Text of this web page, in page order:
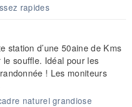
rapides
station d’une 50aine de Kms
souffle. Idéal pour les
! Les moniteurs
naturel grandiose